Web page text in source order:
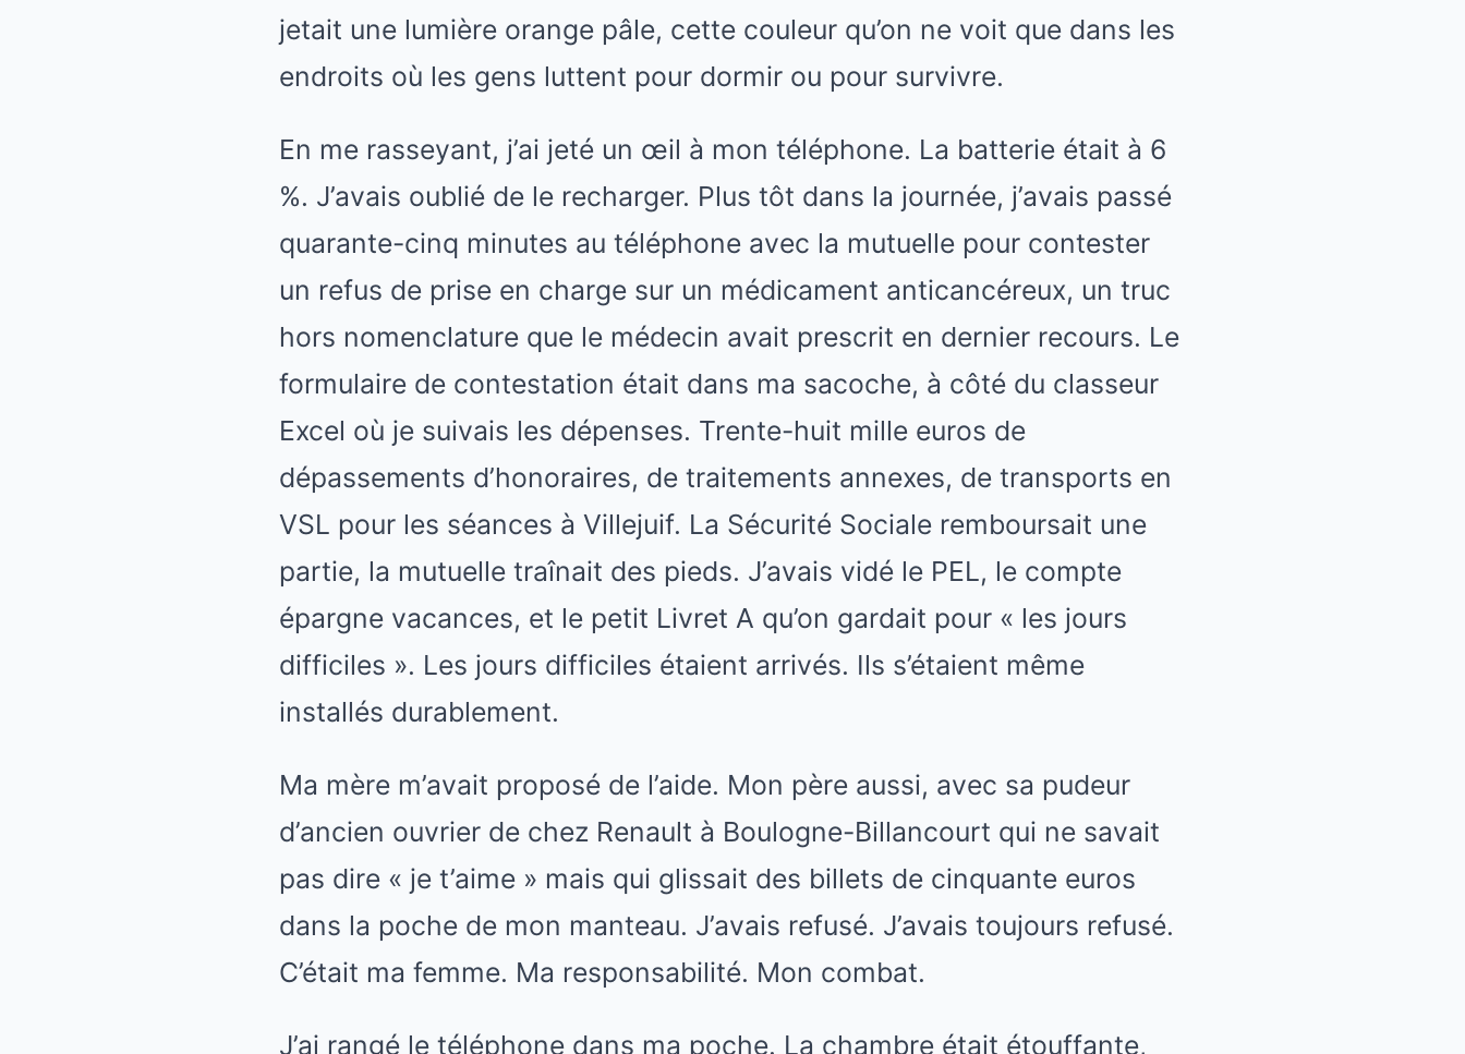
jetait une lumière orange pâle, cette couleur qu’on ne voit que dans les
endroits où les gens luttent pour dormir ou pour survivre.
En me rasseyant, j’ai jeté un œil à mon téléphone. La batterie était à 6
%. J’avais oublié de le recharger. Plus tôt dans la journée, j’avais passé
quarante-cinq minutes au téléphone avec la mutuelle pour contester
un refus de prise en charge sur un médicament anticancéreux, un truc
hors nomenclature que le médecin avait prescrit en dernier recours. Le
formulaire de contestation était dans ma sacoche, à côté du classeur
Excel où je suivais les dépenses. Trente-huit mille euros de
dépassements d’honoraires, de traitements annexes, de transports en
VSL pour les séances à Villejuif. La Sécurité Sociale remboursait une
partie, la mutuelle traînait des pieds. J’avais vidé le PEL, le compte
épargne vacances, et le petit Livret A qu’on gardait pour « les jours
difficiles ». Les jours difficiles étaient arrivés. Ils s’étaient même
installés durablement.
Ma mère m’avait proposé de l’aide. Mon père aussi, avec sa pudeur
d’ancien ouvrier de chez Renault à Boulogne-Billancourt qui ne savait
pas dire « je t’aime » mais qui glissait des billets de cinquante euros
dans la poche de mon manteau. J’avais refusé. J’avais toujours refusé.
C’était ma femme. Ma responsabilité. Mon combat.
J’ai rangé le téléphone dans ma poche. La chambre était étouffante,